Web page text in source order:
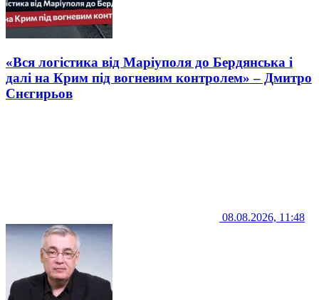
«Вся логістика від Маріуполя до Бердянська і
далі на Крим під вогневим контролем» – Дмитро
Снєгирьов
08.08.2026, 11:48